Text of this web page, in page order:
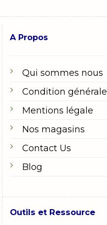
A Propos
Qui sommes nous
Condition générale
Mentions légale
Nos magasins
Contact Us
Blog
Outils et Ressource